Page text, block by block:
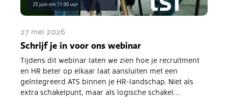
27 mei 2026
Schrijf je in voor ons webinar
Tijdens dit webinar laten we zien hoe je recruitment
en HR beter op elkaar laat aansluiten met een
geïntegreerd ATS binnen je HR-landschap. Niet als
extra schakelpunt, maar als logische schakel…